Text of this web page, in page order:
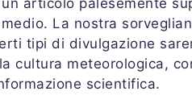
articolo palesemente
La nostra
tipi di divulgazione
cultura meteorologica,
scientifica.